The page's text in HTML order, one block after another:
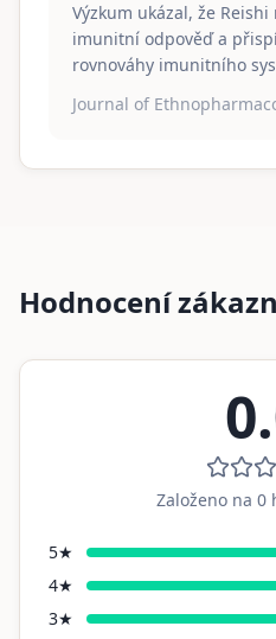
Výzkum ukázal, že
imunitní odpověď a
rovnováhy imunitního
Journal of
Hodnocení
Založeno na 0
5★
4★
3★